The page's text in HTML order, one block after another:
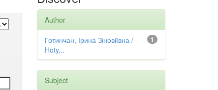
Author
1
Готинчан, Ірина Зіновіївна /
Hoty...
Subject